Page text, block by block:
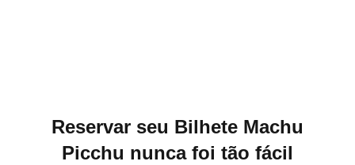
Reservar seu Bilhete Machu
Picchu nunca foi tão fácil